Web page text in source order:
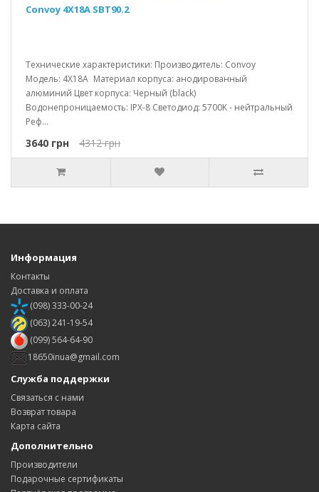
Convoy 4X18A SBT90.2
Технические характеристики: Производитель: Convoy
Модель: 4X18A Материал корпуса: анодированный
алюминий Цвет корпуса: Черный (black)
Водонепроницаемость: IPX-8 Светодиод: 5700K - нейтральный
Реф...
3640 грн 4312 грн
Информация
Контакты
Доставка и оплата
(098) 333-00-24
(063) 241-19-54
(099) 564-64-90
18650inua@gmail.com
Служба поддержки
Связаться с нами
Возврат товара
Карта сайта
Дополнительно
Производители
Подарочные сертификаты